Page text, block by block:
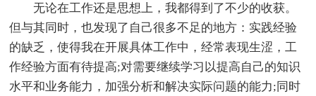
无论在工作还是思想上，我都得到了不少的收获。
但与其同时，也发现了自己很多不足的地方：实践经验
的缺乏，使得我在开展具体工作中，经常表现生涩，工
作经验方面有待提高;对需要继续学习以提高自己的知识
水平和业务能力，加强分析和解决实际问题的能力;同时